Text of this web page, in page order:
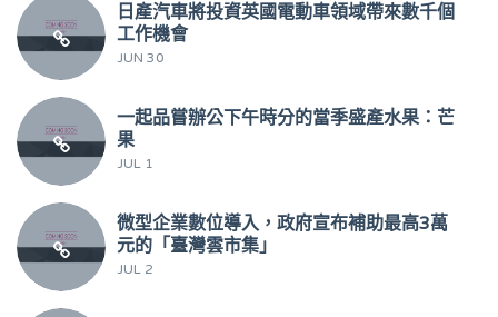
日產汽車將投資英國電動車領域帶來數千個
工作機會
JUN 30
一起品嘗辦公下午時分的當季盛產水果：芒
果
JUL 1
微型企業數位導入，政府宣布補助最高3萬
元的「臺灣雲市集」
JUL 2